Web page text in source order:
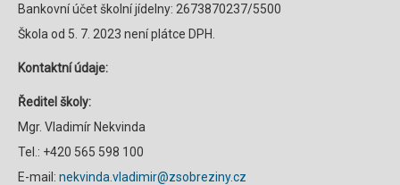
Bankovní účet školní jídelny: 2673870237/5500
Škola od 5. 7. 2023 není plátce DPH.
Kontaktní údaje:
Ředitel školy:
Mgr. Vladimír Nekvinda
Tel.: +420 565 598 100
E-mail: nekvinda.vladimir@zsobreziny.cz